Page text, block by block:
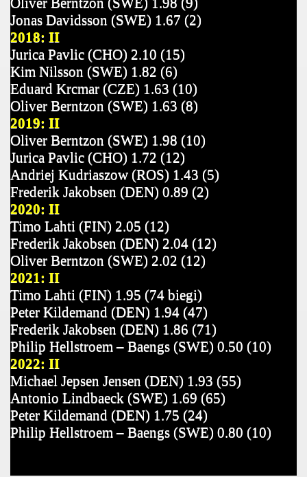
Jonas Davidsson (SWE) 1.67 (2)
2018: II
Jurica Pavlic (CHO) 2.10 (15)
Kim Nilsson (SWE) 1.82 (6)
Eduard Krcmar (CZE) 1.63 (10)
Oliver Berntzon (SWE) 1.63 (8)
2019: II
Oliver Berntzon (SWE) 1.98 (10)
Jurica Pavlic (CHO) 1.72 (12)
Andriej Kudriaszow (ROS) 1.43 (5)
Frederik Jakobsen (DEN) 0.89 (2)
2020: II
Timo Lahti (FIN) 2.05 (12)
Frederik Jakobsen (DEN) 2.04 (12)
Oliver Berntzon (SWE) 2.02 (12)
2021: II
Timo Lahti (FIN) 1.95 (74 biegi)
Peter Kildemand (DEN) 1.94 (47)
Frederik Jakobsen (DEN) 1.86 (71)
Philip Hellstroem – Baengs (SWE) 0.50 (10)
2022: II
Michael Jepsen Jensen (DEN) 1.93 (55)
Antonio Lindbaeck (SWE) 1.69 (65)
Peter Kildemand (DEN) 1.75 (24)
Philip Hellstroem – Baengs (SWE) 0.80 (10)